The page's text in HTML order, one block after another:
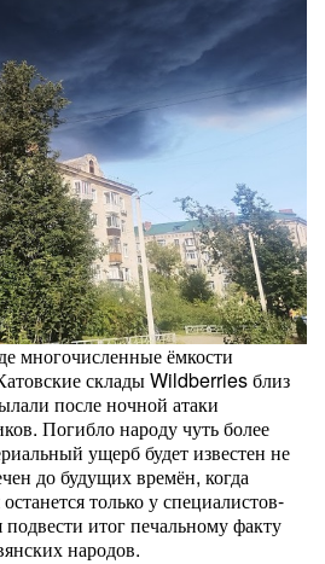
многочисленные ёмкости
склады Wildberries близ
после ночной атаки
Погибло народу чуть более
ущерб будет известен не
до будущих времён, когда
только у специалистов-
итог печальному факту
народов.